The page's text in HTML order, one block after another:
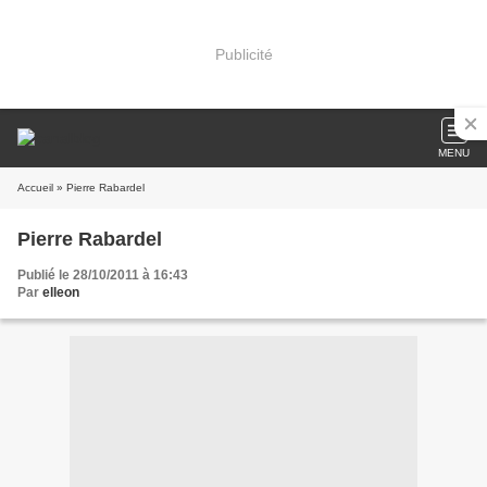
Publicité
MENU
Accueil » Pierre Rabardel
Pierre Rabardel
Publié le 28/10/2011 à 16:43
Par elleon